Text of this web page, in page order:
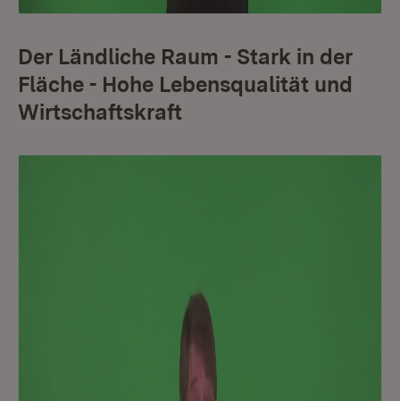
Der Ländliche Raum - Stark in der
Fläche - Hohe Lebensqualität und
Wirtschaftskraft